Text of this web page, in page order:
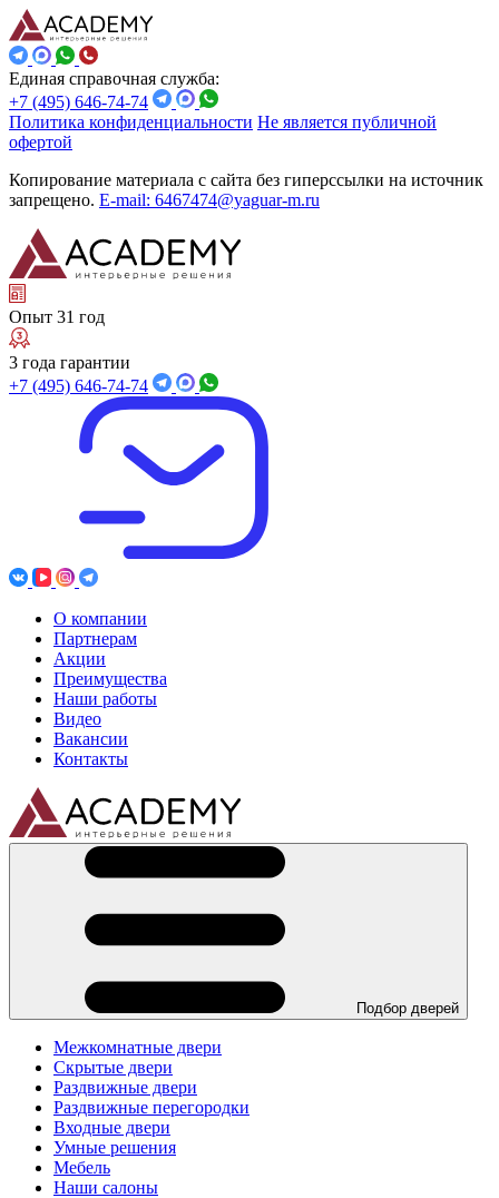
Единая справочная служба:
+7 (495) 646-74-74
Политика конфиденциальности Не является публичной
офертой
Копирование материала с сайта без гиперссылки на источник
запрещено. E-mail: 6467474@yaguar-m.ru
Опыт 31 год
3 года гарантии
+7 (495) 646-74-74
О компании
Партнерам
Акции
Преимущества
Наши работы
Видео
Вакансии
Контакты
Подбор дверей
Межкомнатные двери
Скрытые двери
Раздвижные двери
Раздвижные перегородки
Входные двери
Умные решения
Мебель
Наши салоны